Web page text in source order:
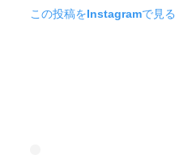
この投稿をInstagramで見る